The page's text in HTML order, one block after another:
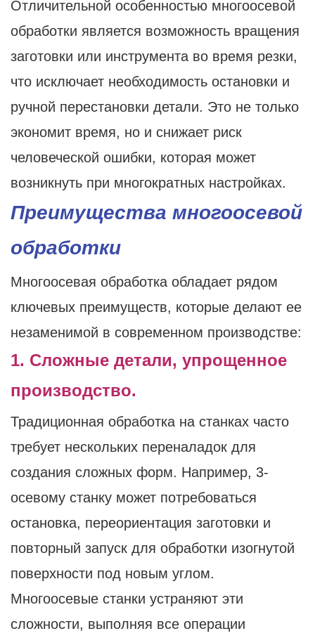
Отличительной особенностью многоосевой
обработки является возможность вращения
заготовки или инструмента во время резки,
что исключает необходимость остановки и
ручной перестановки детали. Это не только
экономит время, но и снижает риск
человеческой ошибки, которая может
возникнуть при многократных настройках.
Преимущества многоосевой
обработки
Многоосевая обработка обладает рядом
ключевых преимуществ, которые делают ее
незаменимой в современном производстве:
1. Сложные детали, упрощенное
производство.
Традиционная обработка на станках часто
требует нескольких переналадок для
создания сложных форм. Например, 3-
осевому станку может потребоваться
остановка, переориентация заготовки и
повторный запуск для обработки изогнутой
поверхности под новым углом.
Многоосевые станки устраняют эти
сложности, выполняя все операции